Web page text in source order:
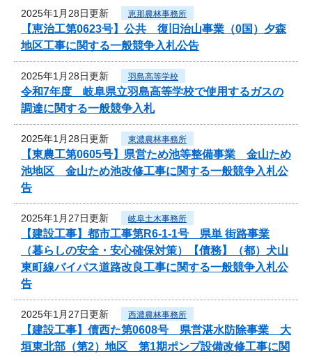
2025年1月28日更新 恵那農林事務所
【恵治工第0623号】公共 復旧治山事業（0国）夕森
地区工事に関する一般競争入札公告
2025年1月28日更新 羽島高等学校
令和7年度 岐阜県立羽島高等学校で使用するガスの
調達に関する一般競争入札
2025年1月28日更新 東濃農林事務所
【東農工第0605号】県営ため池等整備事業 金山ため
池地区 金山ため池改修工事に関する一般競争入札公
告
2025年1月27日更新 岐阜土木事務所
【建設工事】都市工事第R6-1-1号 県単 街路事業
（暮らしの安全・安心確保対策）【債務】（都）犬山
東町線バイパス道路改良工事に関する一般競争入札公
告
2025年1月27日更新 西濃農林事務所
【建設工事】債西た第0608号 県営湛水防除事業 大
垣東北部（第2）地区 第1期ポンプ設備改修工事に関